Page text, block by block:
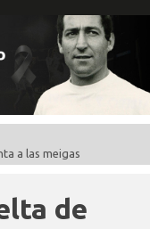
a las meigas
de